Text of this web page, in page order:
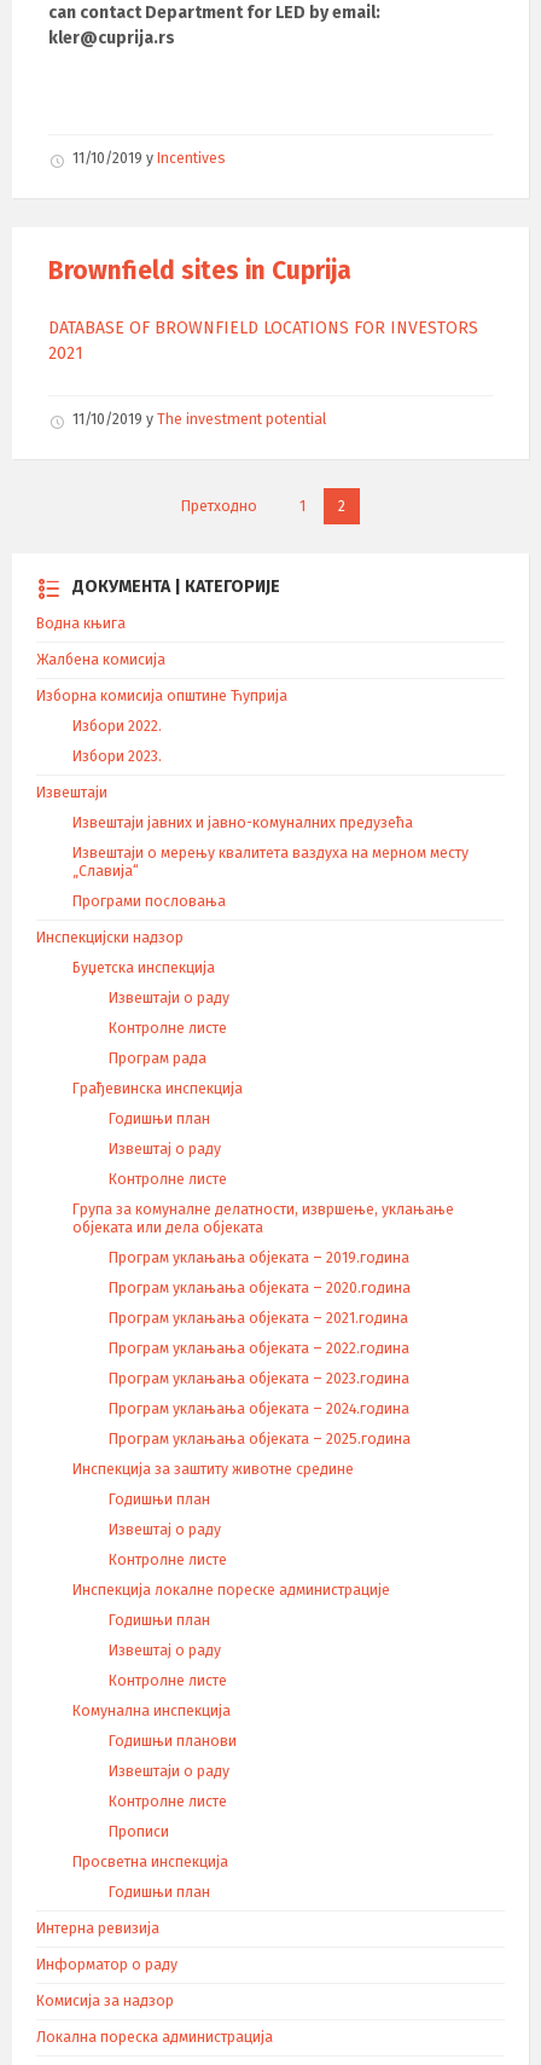
can contact Department for LED by email:
kler@cuprija.rs
11/10/2019 у Incentives
Brownfield sites in Cuprija
DATABASE OF BROWNFIELD LOCATIONS FOR INVESTORS
2021
11/10/2019 у The investment potential
Претходно 1 2
ДОКУМЕНТА | КАТЕГОРИЈЕ
Водна књига
Жалбена комисија
Изборна комисија општине Ћуприја
Избори 2022.
Избори 2023.
Извештаји
Извештаји јавних и јавно-комуналних предузећа
Извештаји о мерењу квалитета ваздуха на мерном месту
„Славија“
Програми пословања
Инспекцијски надзор
Буџетска инспекција
Извештаји о раду
Контролне листе
Програм рада
Грађевинска инспекција
Годишњи план
Извештај о раду
Контролне листе
Група за комуналне делатности, извршење, уклањање
објеката или дела објеката
Програм уклањања објеката – 2019.година
Програм уклањања објеката – 2020.година
Програм уклањања објеката – 2021.година
Програм уклањања објеката – 2022.година
Програм уклањања објеката – 2023.година
Програм уклањања објеката – 2024.година
Програм уклањања објеката – 2025.година
Инспекција за заштиту животне средине
Годишњи план
Извештај о раду
Контролне листе
Инспекција локалне пореске администрације
Годишњи план
Извештај о раду
Контролне листе
Комунална инспекција
Годишњи планови
Извештаји о раду
Контролне листе
Прописи
Просветна инспекција
Годишњи план
Интерна ревизија
Информатор о раду
Комисија за надзор
Локална пореска администрација